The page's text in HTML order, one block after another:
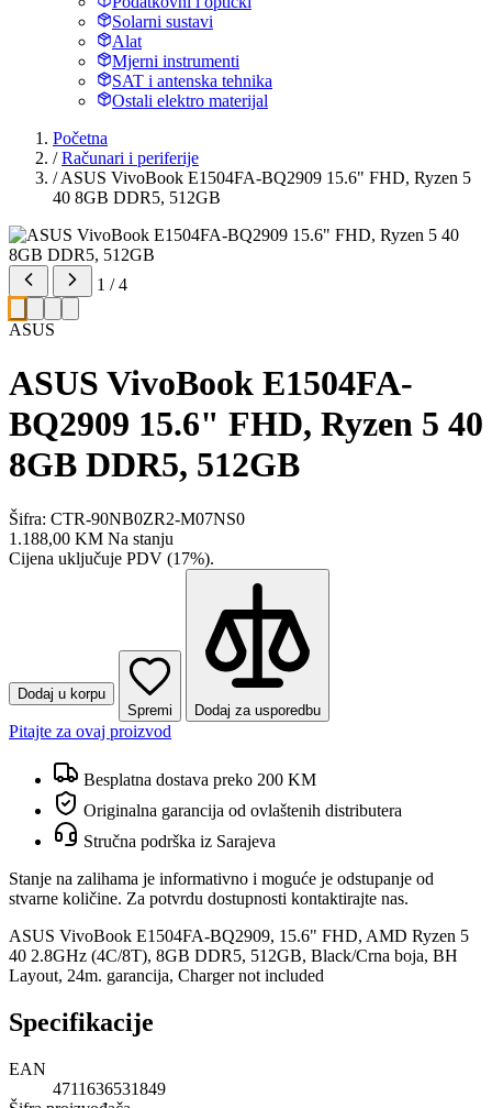
Solarni sustavi
Alat
Mjerni instrumenti
SAT i antenska tehnika
Ostali elektro materijal
Početna
/ Računari i periferije
/ ASUS VivoBook E1504FA-BQ2909 15.6" FHD, Ryzen 5
40 8GB DDR5, 512GB
1 / 4
ASUS
ASUS VivoBook E1504FA-
BQ2909 15.6" FHD, Ryzen 5 40
8GB DDR5, 512GB
Šifra: CTR-90NB0ZR2-M07NS0
1.188,00 KM Na stanju
Cijena uključuje PDV (17%).
Dodaj u korpu
Spremi
Dodaj za usporedbu
Pitajte za ovaj proizvod
Besplatna dostava preko 200 KM
Originalna garancija od ovlaštenih distributera
Stručna podrška iz Sarajeva
Stanje na zalihama je informativno i moguće je odstupanje od
stvarne količine. Za potvrdu dostupnosti kontaktirajte nas.
ASUS VivoBook E1504FA-BQ2909, 15.6" FHD, AMD Ryzen 5
40 2.8GHz (4C/8T), 8GB DDR5, 512GB, Black/Crna boja, BH
Layout, 24m. garancija, Charger not included
Specifikacije
EAN
4711636531849